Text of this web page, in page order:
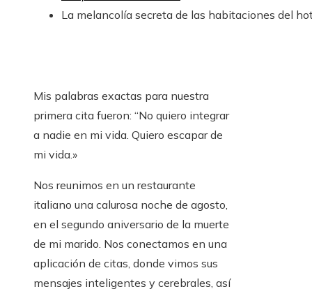
La melancolía secreta de las habitaciones del
Mis palabras exactas para nuestra
primera cita fueron: “No quiero integrar
a nadie en mi vida. Quiero escapar de
mi vida.»
Nos reunimos en un restaurante
italiano una calurosa noche de agosto,
en el segundo aniversario de la muerte
de mi marido. Nos conectamos en una
aplicación de citas, donde vimos sus
mensajes inteligentes y cerebrales, así